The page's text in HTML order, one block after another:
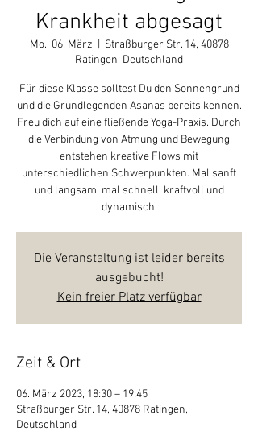
Krankheit abgesagt
Mo., 06. März
Straßburger Str. 14, 40878
Ratingen, Deutschland
Für diese Klasse solltest Du den Sonnengrund
und die Grundlegenden Asanas bereits kennen.
Freu dich auf eine fließende Yoga-Praxis. Durch
die Verbindung von Atmung und Bewegung
entstehen kreative Flows mit
unterschiedlichen Schwerpunkten. Mal sanft
und langsam, mal schnell, kraftvoll und
dynamisch.
Die Veranstaltung ist leider bereits
ausgebucht!
Kein freier Platz verfügbar
Zeit & Ort
06. März 2023, 18:30 – 19:45
Straßburger Str. 14, 40878 Ratingen,
Deutschland